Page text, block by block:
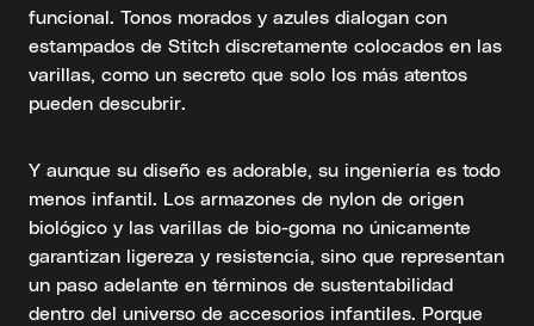
funcional. Tonos morados y azules dialogan con
estampados de Stitch discretamente colocados en las
varillas, como un secreto que solo los más atentos
pueden descubrir.
Y aunque su diseño es adorable, su ingeniería es todo
menos infantil. Los armazones de nylon de origen
biológico y las varillas de bio-goma no únicamente
garantizan ligereza y resistencia, sino que representan
un paso adelante en términos de sustentabilidad
dentro del universo de accesorios infantiles. Porque